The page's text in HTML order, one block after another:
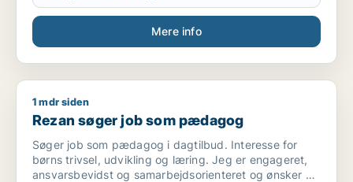
Mere info
Rezan søger job som pædagog
1 mdr siden
Rezan søger job som pædagog
Søger job som pædagog i dagtilbud. Interesse for
børns trivsel, udvikling og læring. Jeg er engageret,
ansvarsbevidst og samarbejdsorienteret og ønsker at